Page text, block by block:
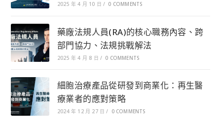
2025 年 4 月 10 日 / 0 COMMENTS
藥廠法規人員(RA)的核心職務內容、跨
部門協力、法規挑戰解法
2025 年 4 月 8 日 / 0 COMMENTS
細胞治療產品從研發到商業化：再生醫
療業者的應對策略
2024 年 12 月 27 日 / 0 COMMENTS